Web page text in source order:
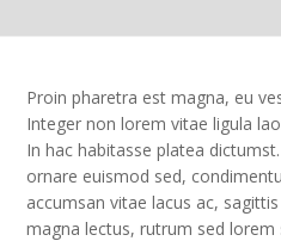
Proin pharetra est magna, eu
Integer non lorem vitae ligula
In hac habitasse platea
ornare euismod sed,
accumsan vitae lacus ac,
magna lectus, rutrum sed